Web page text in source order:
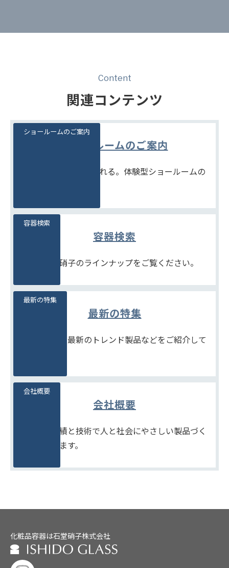
Content
関連コンテンツ
ショールームのご案内
見て、触れて、比べられる。体験型ショールームの
ショールームのご案内
容器検索
豊富な石堂硝子のラインナップをご覧ください。
容器検索
最新の特集
季節商品や、最新のトレンド製品などをご紹介して
最新の特集
会社概要
たしかな実績と技術で人と社会にやさしい製品づく
りをめざします。
会社概要
化粧品容器は石堂硝子株式会社